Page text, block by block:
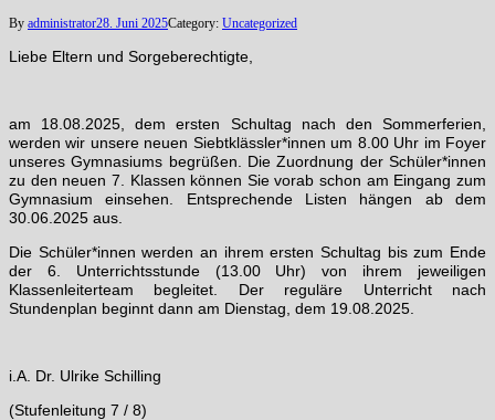
By administrator28. Juni 2025Category: Uncategorized
Liebe Eltern und Sorgeberechtigte,
am 18.08.2025, dem ersten Schultag nach den Sommerferien,
werden wir unsere neuen Siebtklässler*innen um 8.00 Uhr im Foyer
unseres Gymnasiums begrüßen. Die Zuordnung der Schüler*innen
zu den neuen 7. Klassen können Sie vorab schon am Eingang zum
Gymnasium einsehen. Entsprechende Listen hängen ab dem
30.06.2025 aus.
Die Schüler*innen werden an ihrem ersten Schultag bis zum Ende
der 6. Unterrichtsstunde (13.00 Uhr) von ihrem jeweiligen
Klassenleiterteam begleitet. Der reguläre Unterricht nach
Stundenplan beginnt dann am Dienstag, dem 19.08.2025.
i.A. Dr. Ulrike Schilling
(Stufenleitung 7 / 8)